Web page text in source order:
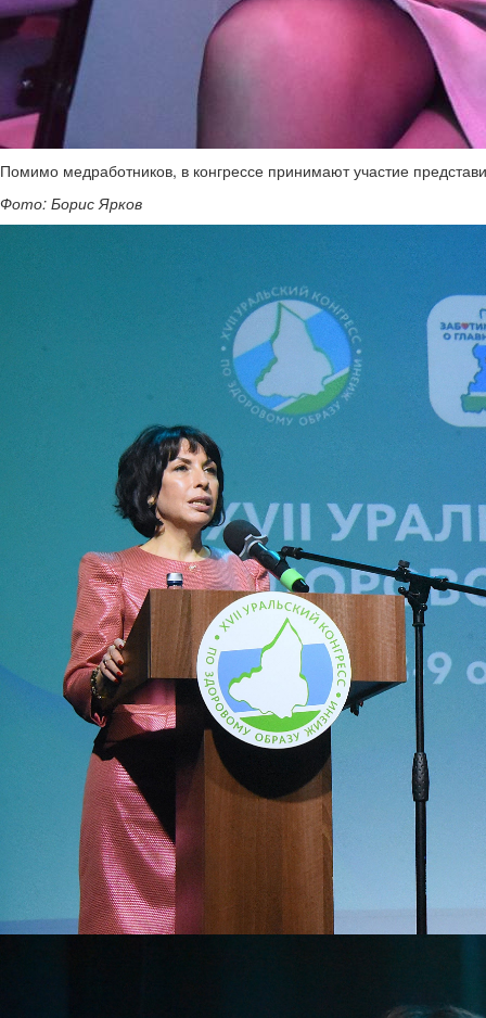
Помимо медработников, в конгрессе принимают участие
Фото: Борис Ярков